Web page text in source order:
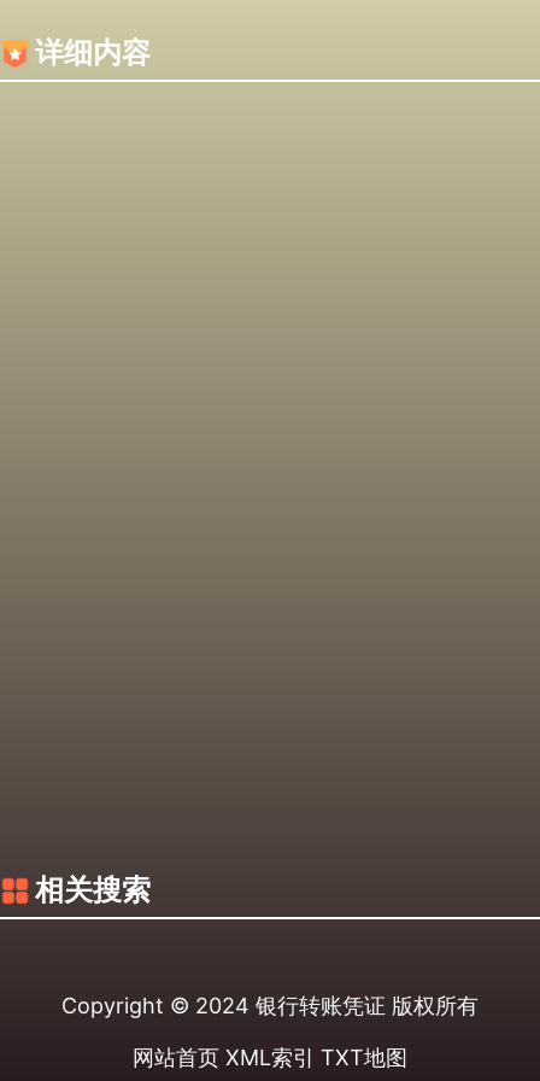
详细内容
相关搜索
Copyright © 2024 银行转账凭证 版权所有
网站首页 XML索引 TXT地图